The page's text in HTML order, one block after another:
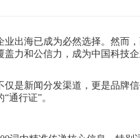
出海已成为必然选择。然而
力和公信力，成为中国科技
是新闻分发渠道，更是品牌
通行证”。